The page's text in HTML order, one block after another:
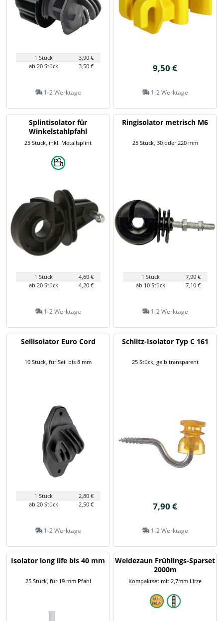
1 Stück
3,90 €
ab 20 Stück
3,50 €
1-2 Werktage
9,50 €
1-2 Werktage
Splintisolator für
Winkelstahlpfahl
25 Stück, inkl. Metallsplint
1 Stück
4,60 €
ab 20 Stück
4,20 €
1-2 Werktage
Ringisolator metrisch M6
25 Stück, 30 oder 220 mm
1 Stück
7,90 €
ab 10 Stück
7,10 €
1-2 Werktage
Seilisolator Euro Cord
10 Stück, für Seil bis 8 mm
1 Stück
2,80 €
ab 20 Stück
2,50 €
1-2 Werktage
Schlitz-Isolator Typ C 161
25 Stück, gelb transparent
7,90 €
1-2 Werktage
Isolator long life bis 40 mm
25 Stück, für 19 mm Pfahl
Weidezaun Frühlings-Sparset
2000m
Kompaktset mit 2,7mm Litze